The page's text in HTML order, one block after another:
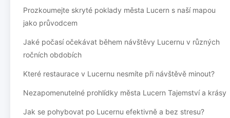
Prozkoumejte skryté poklady města Lucern s naší mapou
jako průvodcem
Jaké počasí očekávat během návštěvy Lucernu v různých
ročních obdobích
Které restaurace v Lucernu nesmíte při návštěvě minout?
Nezapomenutelné prohlídky města Lucern Tajemství a krásy
Jak se pohybovat po Lucernu efektivně a bez stresu?